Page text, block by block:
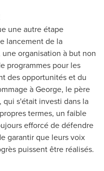
une autre étape
lancement de la
organisation à but non
programmes pour les
des opportunités et du
à George, le père
, qui s'était investi dans la
termes, un faible
efforcé de défendre
garantir que leurs voix
puissent être réalisés.